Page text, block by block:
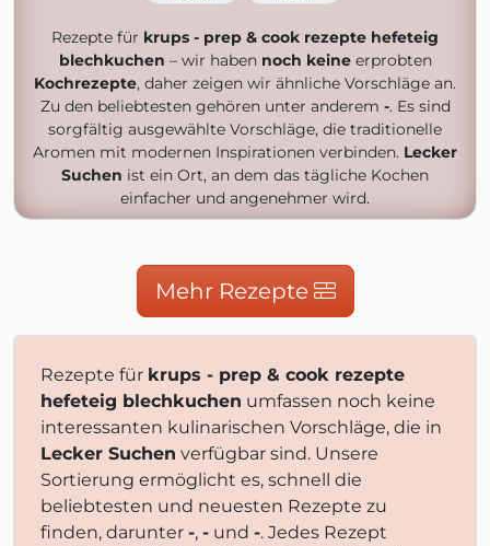
Rezepte für krups - prep & cook rezepte hefeteig
blechkuchen – wir haben noch keineerprobten
Kochrezepte, daher zeigen wir ähnliche Vorschläge an.
Zu den beliebtesten gehören unter anderem -. Es sind
sorgfältig ausgewählte Vorschläge, die traditionelle
Aromen mit modernen Inspirationen verbinden. Lecker
Suchen ist ein Ort, an dem das tägliche Kochen
einfacher und angenehmer wird.
Mehr Rezepte
Rezepte für krups - prep & cook rezepte
hefeteig blechkuchen umfassen noch keine
interessanten kulinarischen Vorschläge, die in
Lecker Suchen verfügbar sind. Unsere
Sortierung ermöglicht es, schnell die
beliebtesten und neuesten Rezepte zu
finden, darunter -, - und -. Jedes Rezept